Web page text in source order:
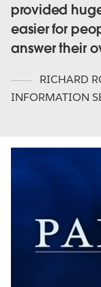
provided
easier for
answer their
RICHARD
INFORMATION